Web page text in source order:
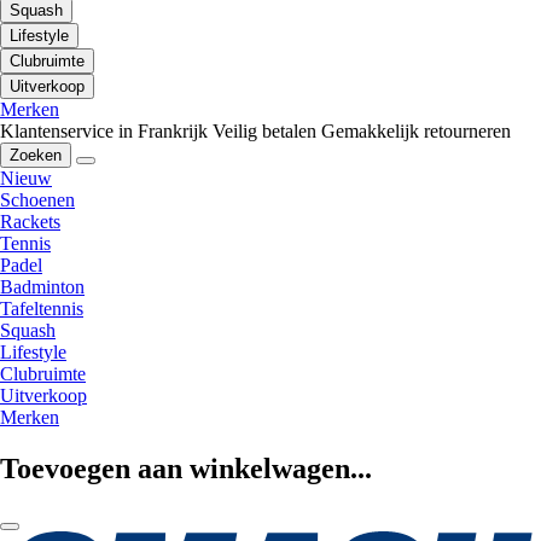
Squash
Lifestyle
Clubruimte
Uitverkoop
Merken
Klantenservice in Frankrijk Veilig betalen Gemakkelijk retourneren
Zoeken
Nieuw
Schoenen
Rackets
Tennis
Padel
Badminton
Tafeltennis
Squash
Lifestyle
Clubruimte
Uitverkoop
Merken
Toevoegen aan winkelwagen...